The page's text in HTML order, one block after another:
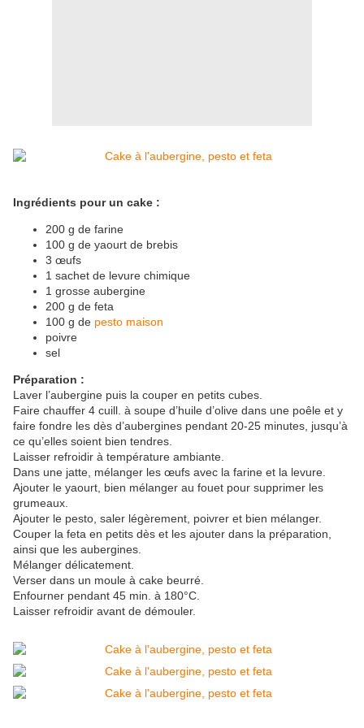
Ingrédients pour un cake :
200 g de farine
100 g de yaourt de brebis
3 œufs
1 sachet de levure chimique
1 grosse aubergine
200 g de feta
100 g de pesto maison
poivre
sel
Préparation :
Laver l’aubergine puis la couper en petits cubes.
Faire chauffer 4 cuill. à soupe d’huile d’olive dans une poêle et y
faire fondre les dès d’aubergines pendant 20-25 minutes, jusqu’à
ce qu’elles soient bien tendres.
Laisser refroidir à température ambiante.
Dans une jatte, mélanger les œufs avec la farine et la levure.
Ajouter le yaourt, bien mélanger au fouet pour supprimer les
grumeaux.
Ajouter le pesto, saler légèrement, poivrer et bien mélanger.
Couper la feta en petits dès et les ajouter dans la préparation,
ainsi que les aubergines.
Mélanger délicatement.
Verser dans un moule à cake beurré.
Enfourner pendant 45 min. à 180°C.
Laisser refroidir avant de démouler.